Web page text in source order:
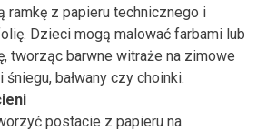
ramkę z papieru technicznego i
Dzieci mogą malować farbami lub
tworząc barwne witraże na zimowe
śniegu, bałwany czy choinki.
postacie z papieru na